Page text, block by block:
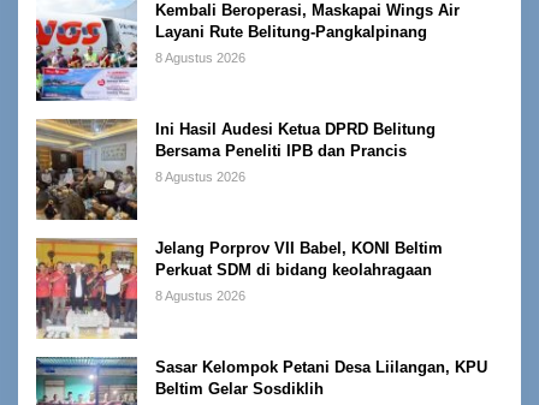
Kembali Beroperasi, Maskapai Wings Air
Layani Rute Belitung-Pangkalpinang
8 Agustus 2026
Ini Hasil Audesi Ketua DPRD Belitung
Bersama Peneliti IPB dan Prancis
8 Agustus 2026
Jelang Porprov VII Babel, KONI Beltim
Perkuat SDM di bidang keolahragaan
8 Agustus 2026
Sasar Kelompok Petani Desa Liilangan, KPU
Beltim Gelar Sosdiklih